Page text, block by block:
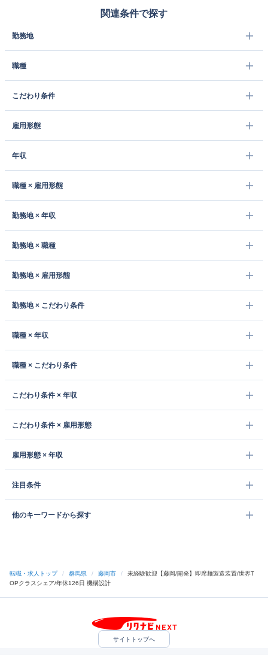
関連条件で探す
勤務地
職種
こだわり条件
雇用形態
年収
職種 × 雇用形態
勤務地 × 年収
勤務地 × 職種
勤務地 × 雇用形態
勤務地 × こだわり条件
職種 × 年収
職種 × こだわり条件
こだわり条件 × 年収
こだわり条件 × 雇用形態
雇用形態 × 年収
注目条件
他のキーワードから探す
転職・求人トップ / 群馬県 / 藤岡市 /
未経験歓迎【藤岡/開発】即席麺製造装置/世界T
OPクラスシェア/年休126日 機構設計
サイトトップへ